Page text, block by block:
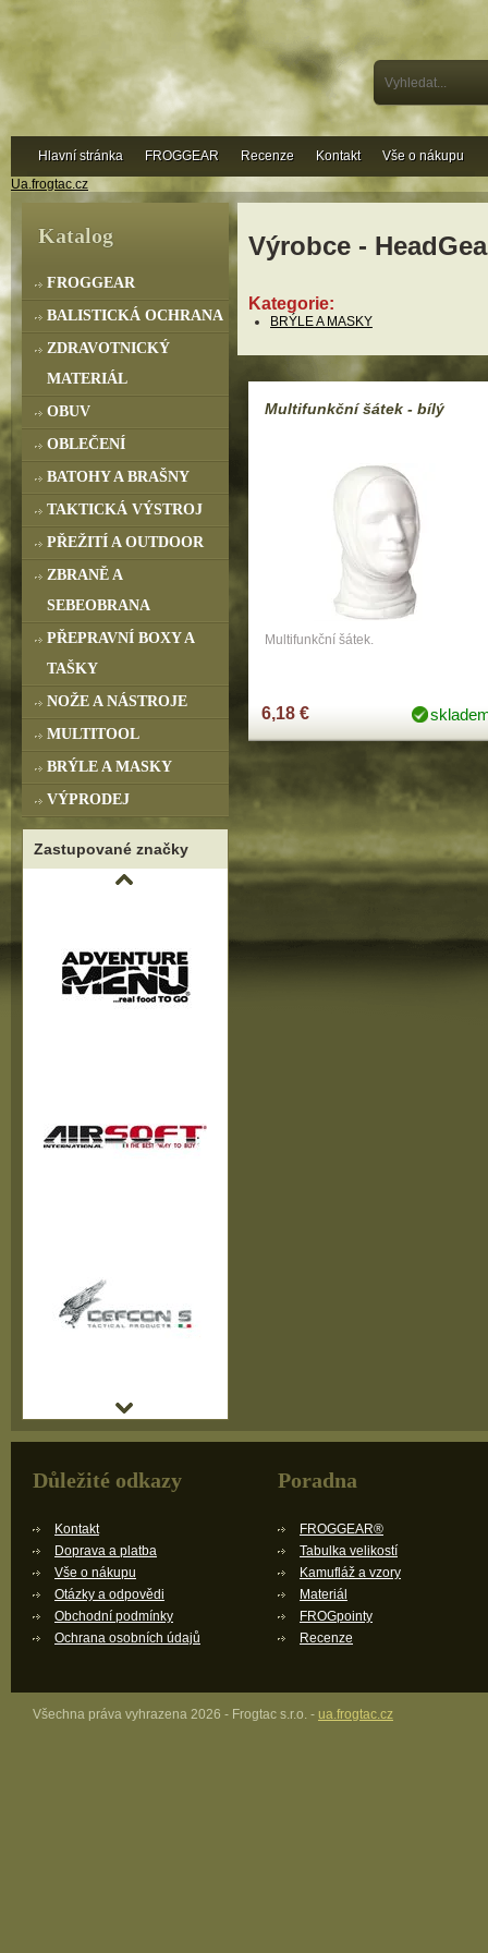
Ua.frogtac.cz
Výrobce -
Kategorie:
BRÝLE A MASKY
Multifunkční šátek - bílý
Multifunkční šátek.
6,18 €
Katalog
FROGGEAR
BALISTICKÁ OCHRANA
ZDRAVOTNICKÝ
MATERIÁL
OBUV
OBLEČENÍ
BATOHY A BRAŠNY
TAKTICKÁ VÝSTROJ
PŘEŽITÍ A OUTDOOR
ZBRANĚ A
SEBEOBRANA
PŘEPRAVNÍ BOXY A
TAŠKY
NOŽE A NÁSTROJE
MULTITOOL
BRÝLE A MASKY
VÝPRODEJ
Zastupované značky
Hlavní stránka FROGGEAR Recenze Kontakt Vše o nákupu
Důležité odkazy
Kontakt
Doprava a platba
Vše o nákupu
Otázky a odpovědi
Obchodní podmínky
Ochrana osobních údajů
Poradna
FROGGEAR®
Tabulka velikostí
Kamufláž a vzory
Materiál
FROGpointy
Recenze
Všechna práva vyhrazena 2026 - Frogtac s.r.o. - ua.frogtac.cz